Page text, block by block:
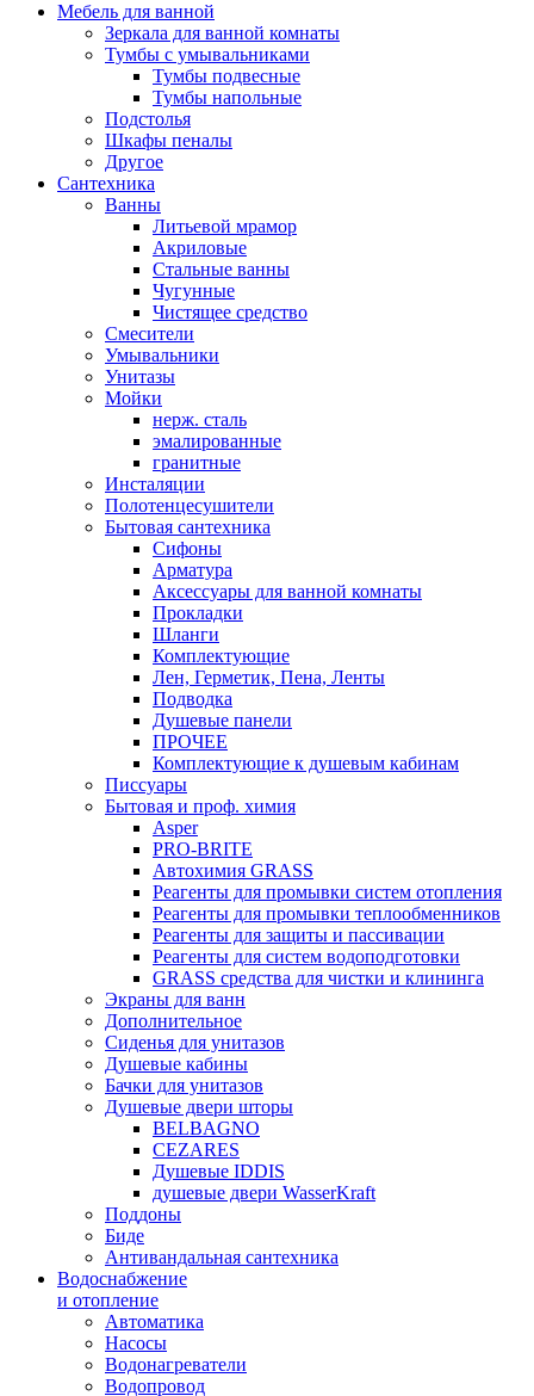
Мебель для ванной
Зеркала для ванной комнаты
Тумбы с умывальниками
Тумбы подвесные
Тумбы напольные
Подстолья
Шкафы пеналы
Другое
Сантехника
Ванны
Литьевой мрамор
Акриловые
Стальные ванны
Чугунные
Чистящее средство
Смесители
Умывальники
Унитазы
Мойки
нерж. сталь
эмалированные
гранитные
Инсталяции
Полотенцесушители
Бытовая сантехника
Сифоны
Арматура
Аксессуары для ванной комнаты
Прокладки
Шланги
Комплектующие
Лен, Герметик, Пена, Ленты
Подводка
Душевые панели
ПРОЧЕЕ
Комплектующие к душевым кабинам
Писсуары
Бытовая и проф. химия
Asper
PRO-BRITE
Автохимия GRASS
Реагенты для промывки систем отопления
Реагенты для промывки теплообменников
Реагенты для защиты и пассивации
Реагенты для систем водоподготовки
GRASS средства для чистки и клининга
Экраны для ванн
Дополнительное
Сиденья для унитазов
Душевые кабины
Бачки для унитазов
Душевые двери шторы
BELBAGNO
CEZARES
Душевые IDDIS
душевые двери WasserKraft
Поддоны
Биде
Антивандальная сантехника
Водоснабжение
и отопление
Автоматика
Насосы
Водонагреватели
Водопровод